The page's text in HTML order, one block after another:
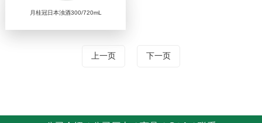
月桂冠日本浊酒300/720mL
上一页 下一页